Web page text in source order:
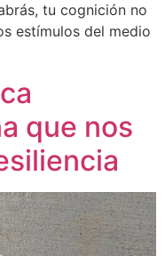
tu cognición no
estímulos del medio
que nos